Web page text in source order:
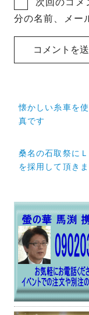
次回のコメ
分の名前、メー
投
稿
ビ
シ
ョ
ン
懐かしい糸車を
真です
桑名の石取祭に
を採用して頂きま